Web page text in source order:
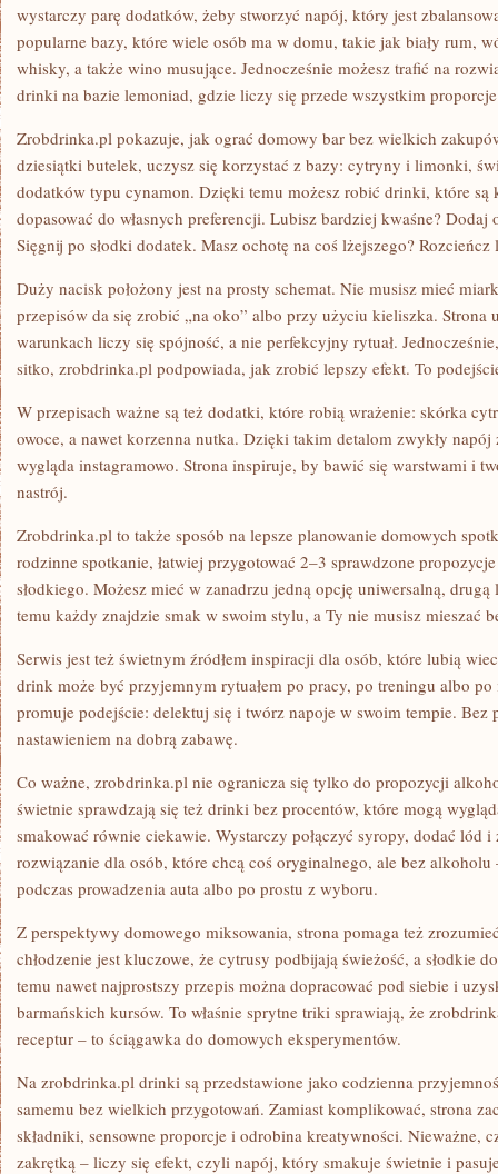
wystarczy parę dodatków, żeby stworzyć napój, który jest
popularne bazy, które wiele osób ma w domu, takie jak biały rum,
whisky, a także wino musujące. Jednocześnie możesz trafić na
drinki na bazie lemoniad, gdzie liczy się przede wszystkim
Zrobdrinka.pl pokazuje, jak ograć domowy bar bez wielkich
dziesiątki butelek, uczysz się korzystać z bazy: cytryny i limonki,
dodatków typu cynamon. Dzięki temu możesz robić drinki, które są
dopasować do własnych preferencji. Lubisz bardziej kwaśne? Dodaj
Sięgnij po słodki dodatek. Masz ochotę na coś lżejszego? Rozcieńcz
Duży nacisk położony jest na prosty schemat. Nie musisz mieć
przepisów da się zrobić „na oko” albo przy użyciu kieliszka. Strona
warunkach liczy się spójność, a nie perfekcyjny rytuał.
sitko, zrobdrinka.pl podpowiada, jak zrobić lepszy efekt. To
W przepisach ważne są też dodatki, które robią wrażenie: skórka
owoce, a nawet korzenna nutka. Dzięki takim detalom zwykły
wygląda instagramowo. Strona inspiruje, by bawić się warstwami i
nastrój.
Zrobdrinka.pl to także sposób na lepsze planowanie domowych
rodzinne spotkanie, łatwiej przygotować 2–3 sprawdzone
słodkiego. Możesz mieć w zanadrzu jedną opcję uniwersalną,
temu każdy znajdzie smak w swoim stylu, a Ty nie musisz mieszać
Serwis jest też świetnym źródłem inspiracji dla osób, które lubią
drink może być przyjemnym rytuałem po pracy, po treningu albo
promuje podejście: delektuj się i twórz napoje w swoim tempie. Bez
nastawieniem na dobrą zabawę.
Co ważne, zrobdrinka.pl nie ogranicza się tylko do propozycji
świetnie sprawdzają się też drinki bez procentów, które mogą
smakować równie ciekawie. Wystarczy połączyć syropy, dodać lód
rozwiązanie dla osób, które chcą coś oryginalnego, ale bez
podczas prowadzenia auta albo po prostu z wyboru.
Z perspektywy domowego miksowania, strona pomaga też
chłodzenie jest kluczowe, że cytrusy podbijają świeżość, a słodkie
temu nawet najprostszy przepis można dopracować pod siebie i
barmańskich kursów. To właśnie sprytne triki sprawiają, że
receptur – to ściągawka do domowych eksperymentów.
Na zrobdrinka.pl drinki są przedstawione jako codzienna
samemu bez wielkich przygotowań. Zamiast komplikować, strona
składniki, sensowne proporcje i odrobina kreatywności. Nieważne,
zakrętką – liczy się efekt, czyli napój, który smakuje świetnie i